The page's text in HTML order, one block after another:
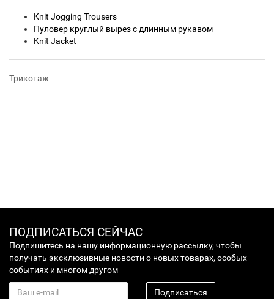
Knit Jogging Trousers
Пуловер круглый вырез с длинным рукавом
Knit Jacket
Трикотаж
ПОДПИСАТЬСЯ СЕЙЧАС
Подпишитесь на нашу информационную рассылку, чтобы
получать эксклюзивные новости о новых товарах, особых
событиях и многом другом
Подписаться